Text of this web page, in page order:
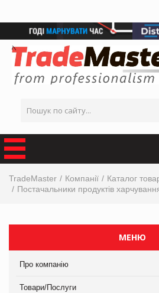
TradeMaster Компанії
Каталог
Постачальники продуктів
МЕНЮ
Про компанію
Товари/Послуги